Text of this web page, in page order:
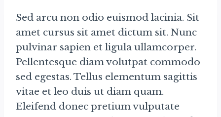
Sed arcu non odio euismod lacinia. Sit
amet cursus sit amet dictum sit. Nunc
pulvinar sapien et ligula ullamcorper.
Pellentesque diam volutpat commodo
sed egestas. Tellus elementum sagittis
vitae et leo duis ut diam quam.
Eleifend donec pretium vulputate